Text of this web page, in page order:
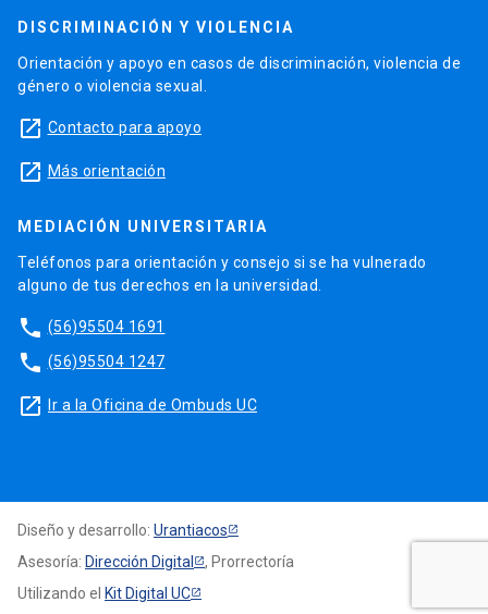
DISCRIMINACIÓN Y VIOLENCIA
Orientación y apoyo en casos de discriminación, violencia de
género o violencia sexual.
launch Contacto para apoyo
launch Más orientación
MEDIACIÓN UNIVERSITARIA
Teléfonos para orientación y consejo si se ha vulnerado
alguno de tus derechos en la universidad.
phone (56)95504 1691
phone (56)95504 1247
launch Ir a la Oficina de Ombuds UC
Diseño y desarrollo: Urantiacos
Asesoría: Dirección Digital
, Prorrectoría
Utilizando el Kit Digital UC